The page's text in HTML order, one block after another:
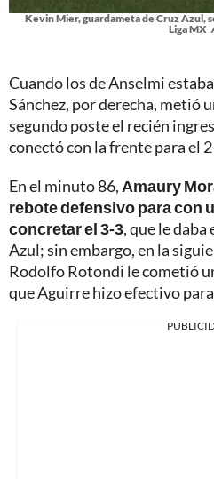
Kevin Mier, guardameta de Cruz Azul,
Liga MX
Cuando los de Anselmi
Sánchez, por derecha, metió
segundo poste el recién
conectó con la frente para el
En el minuto 86, Amaury
rebote defensivo para con
concretar el 3-3, que le
Azul; sin embargo, en la
Rodolfo Rotondi le cometió
que Aguirre hizo efectivo